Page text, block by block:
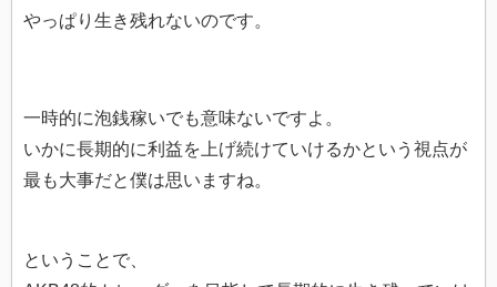
やっぱり生き残れないのです。
一時的に泡銭稼いでも意味ないですよ。
いかに長期的に利益を上げ続けていけるかという視点が
最も大事だと僕は思いますね。
ということで、